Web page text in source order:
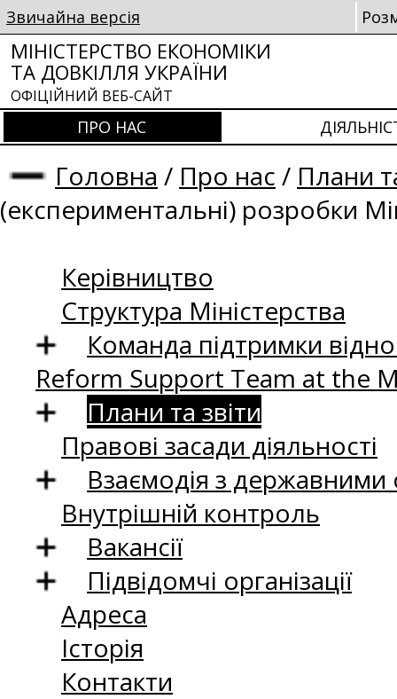
Звичайна версія
МІНІСТЕРСТВО ЕКОНОМІКИ
ТА ДОВКІЛЛЯ УКРАЇНИ
ОФІЦІЙНИЙ ВЕБ-САЙТ
ПРО НАС
Головна / Про нас / Плани
(експериментальні) розробки
Керівництво
Структура Міністерства
Команда підтримки
Reform Support Team at the
Плани та звіти
Правові засади діяльності
Взаємодія з
Внутрішній контроль
Вакансії
Підвідомчі організації
Адреса
Історія
Контакти